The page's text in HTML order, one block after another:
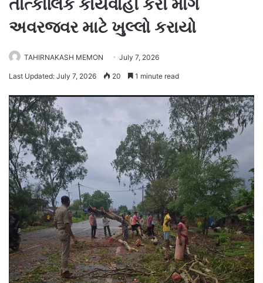
અવરજવર માટે ખુલ્લો કરાયો
TAHIRNAKASH MEMON July 7, 2026
Last Updated: July 7, 2026 20 1 minute read